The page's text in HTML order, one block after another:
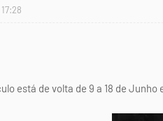
17:28
está de volta de 9 a 18 de